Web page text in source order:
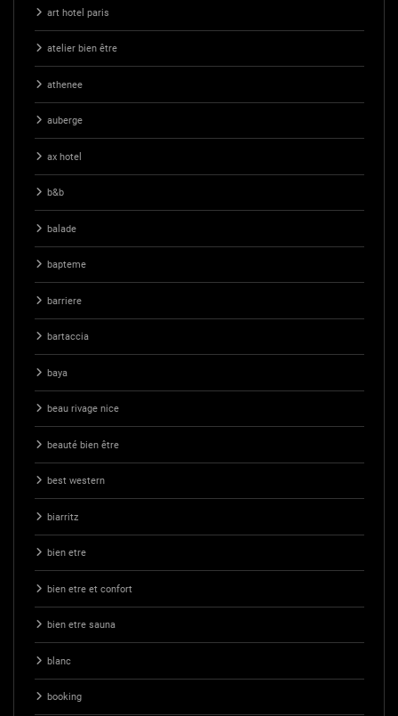
art hotel paris
atelier bien être
athenee
auberge
ax hotel
b&b
balade
bapteme
barriere
bartaccia
baya
beau rivage nice
beauté bien être
best western
biarritz
bien etre
bien etre et confort
bien etre sauna
blanc
booking